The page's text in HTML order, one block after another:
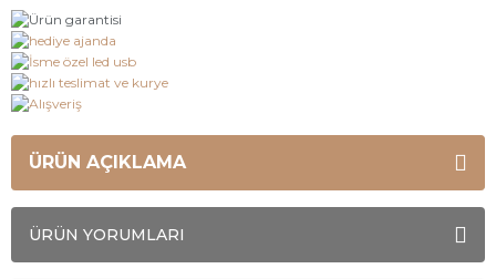
ÜRÜN AÇIKLAMA
ÜRÜN YORUMLARI